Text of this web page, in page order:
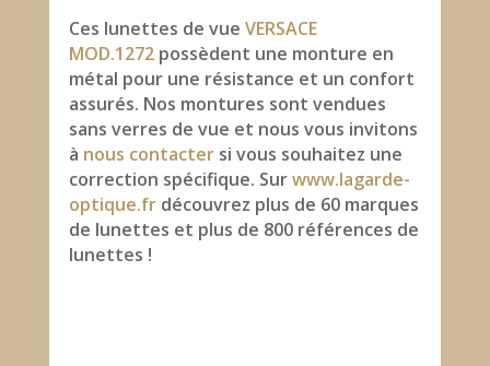
Ces lunettes de vue VERSACE
MOD.1272possèdent une monture en
métal pour une résistance et un confort
assurés. Nos montures sont vendues
sans verres de vue et nous vous invitons
à nous contactersi vous souhaitez une
correction spécifique. Surwww.lagarde-
optique.frdécouvrez plus de 60 marques
de lunettes et plus de 800 références de
lunettes !